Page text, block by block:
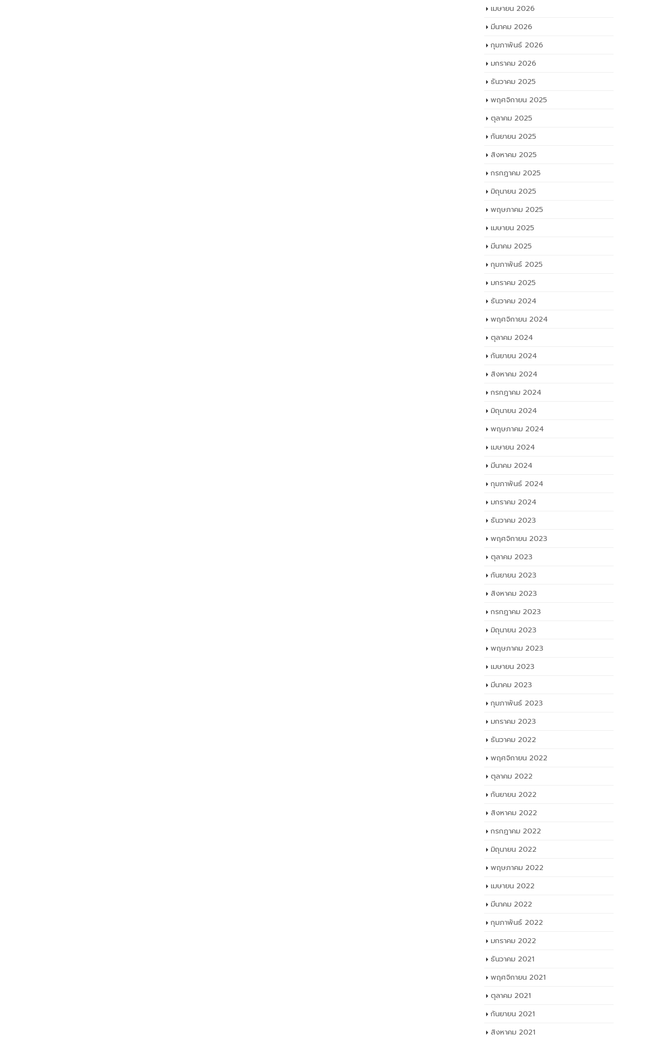
เมษายน 2026
มีนาคม 2026
กุมภาพันธ์ 2026
มกราคม 2026
ธันวาคม 2025
พฤศจิกายน 2025
ตุลาคม 2025
กันยายน 2025
สิงหาคม 2025
กรกฎาคม 2025
มิถุนายน 2025
พฤษภาคม 2025
เมษายน 2025
มีนาคม 2025
กุมภาพันธ์ 2025
มกราคม 2025
ธันวาคม 2024
พฤศจิกายน 2024
ตุลาคม 2024
กันยายน 2024
สิงหาคม 2024
กรกฎาคม 2024
มิถุนายน 2024
พฤษภาคม 2024
เมษายน 2024
มีนาคม 2024
กุมภาพันธ์ 2024
มกราคม 2024
ธันวาคม 2023
พฤศจิกายน 2023
ตุลาคม 2023
กันยายน 2023
สิงหาคม 2023
กรกฎาคม 2023
มิถุนายน 2023
พฤษภาคม 2023
เมษายน 2023
มีนาคม 2023
กุมภาพันธ์ 2023
มกราคม 2023
ธันวาคม 2022
พฤศจิกายน 2022
ตุลาคม 2022
กันยายน 2022
สิงหาคม 2022
กรกฎาคม 2022
มิถุนายน 2022
พฤษภาคม 2022
เมษายน 2022
มีนาคม 2022
กุมภาพันธ์ 2022
มกราคม 2022
ธันวาคม 2021
พฤศจิกายน 2021
ตุลาคม 2021
กันยายน 2021
สิงหาคม 2021